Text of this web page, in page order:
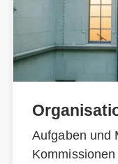
Aufgaben und
Kommissionen